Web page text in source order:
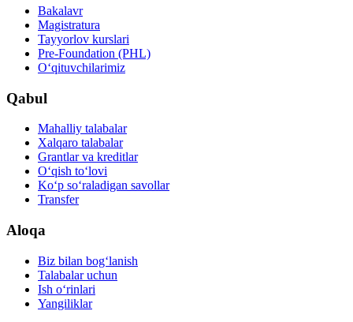
Bakalavr
Magistratura
Tayyorlov kurslari
Pre-Foundation (PHL)
O‘qituvchilarimiz
Qabul
Mahalliy talabalar
Xalqaro talabalar
Grantlar va kreditlar
O‘qish to‘lovi
Ko‘p so‘raladigan savollar
Transfer
Aloqa
Biz bilan bog‘lanish
Talabalar uchun
Ish o‘rinlari
Yangiliklar